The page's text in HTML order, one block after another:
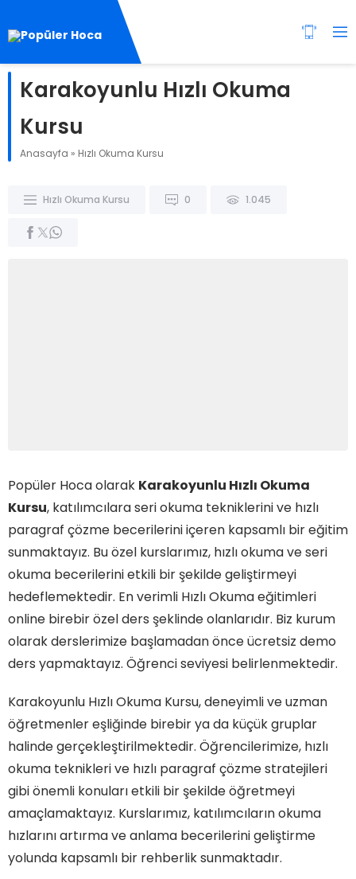
Karakoyunlu Hızlı Okuma
Kursu
Anasayfa » Hızlı Okuma Kursu
Hızlı Okuma Kursu 0 1.045
Popüler Hoca olarak Karakoyunlu Hızlı Okuma
Kursu, katılımcılara seri okuma tekniklerini ve hızlı
paragraf çözme becerilerini içeren kapsamlı bir eğitim
sunmaktayız. Bu özel kurslarımız, hızlı okuma ve seri
okuma becerilerini etkili bir şekilde geliştirmeyi
hedeflemektedir. En verimli Hızlı Okuma eğitimleri
online birebir özel ders şeklinde olanlarıdır. Biz kurum
olarak derslerimize başlamadan önce ücretsiz demo
ders yapmaktayız. Öğrenci seviyesi belirlenmektedir.
Karakoyunlu Hızlı Okuma Kursu, deneyimli ve uzman
öğretmenler eşliğinde birebir ya da küçük gruplar
halinde gerçekleştirilmektedir. Öğrencilerimize, hızlı
okuma teknikleri ve hızlı paragraf çözme stratejileri
gibi önemli konuları etkili bir şekilde öğretmeyi
amaçlamaktayız. Kurslarımız, katılımcıların okuma
hızlarını artırma ve anlama becerilerini geliştirme
yolunda kapsamlı bir rehberlik sunmaktadır.